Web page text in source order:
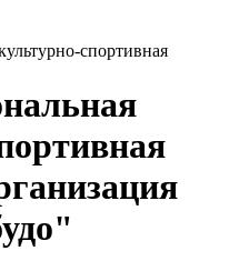
спортивная